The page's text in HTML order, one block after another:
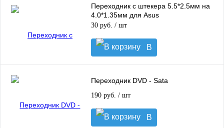
Переходник с штекера 5.5*2.5мм на
4.0*1.35мм для Asus
30 руб. / шт
В
корзину
Переходник DVD - Sata
190 руб. / шт
В